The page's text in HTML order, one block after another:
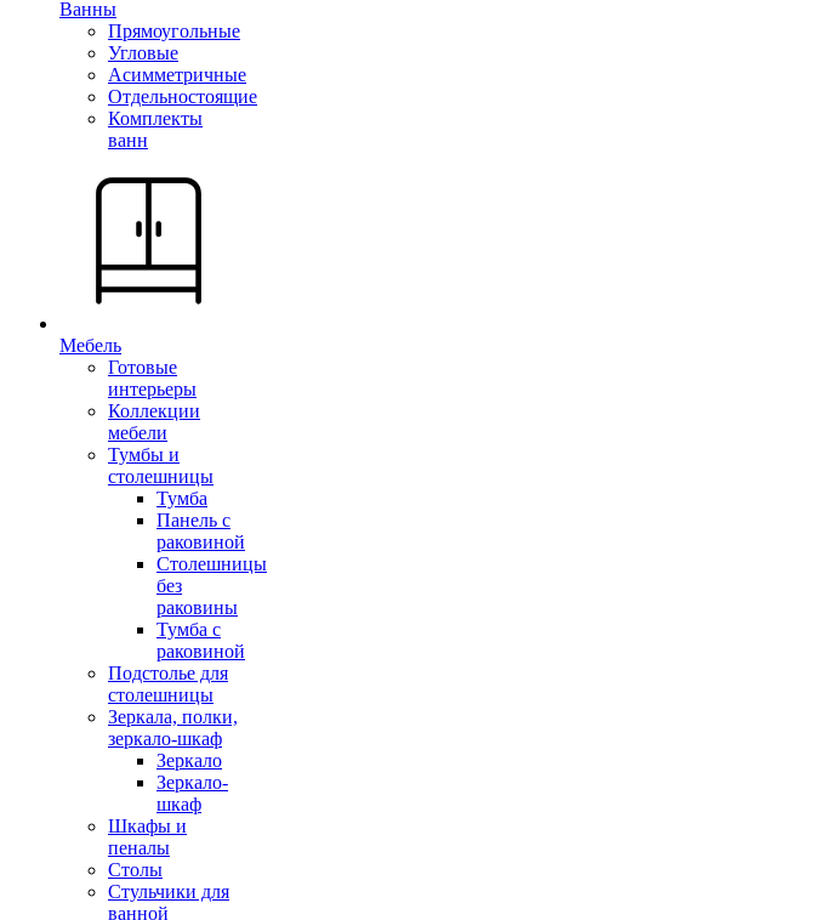
Ванны
Прямоугольные
Угловые
Асимметричные
Отдельностоящие
Комплекты
ванн
Мебель
Готовые
интерьеры
Коллекции
мебели
Тумбы и
столешницы
Тумба
Панель с
раковиной
Столешницы
без
раковины
Тумба с
раковиной
Подстолье для
столешницы
Зеркала, полки,
зеркало-шкаф
Зеркало
Зеркало-
шкаф
Шкафы и
пеналы
Столы
Стульчики для
ванной